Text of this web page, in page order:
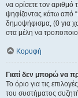
να ορίσετε τον αριθμό
ψηφίζοντας κάτω από
δημοψήφισμα, (0 για
στα μέλη να
Κορυφή
Γιατί δεν μπορώ να
Το όριο για τις
του συστήματος